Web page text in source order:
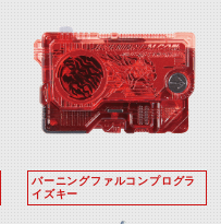
バーニングファルコンプログラ
イズキー